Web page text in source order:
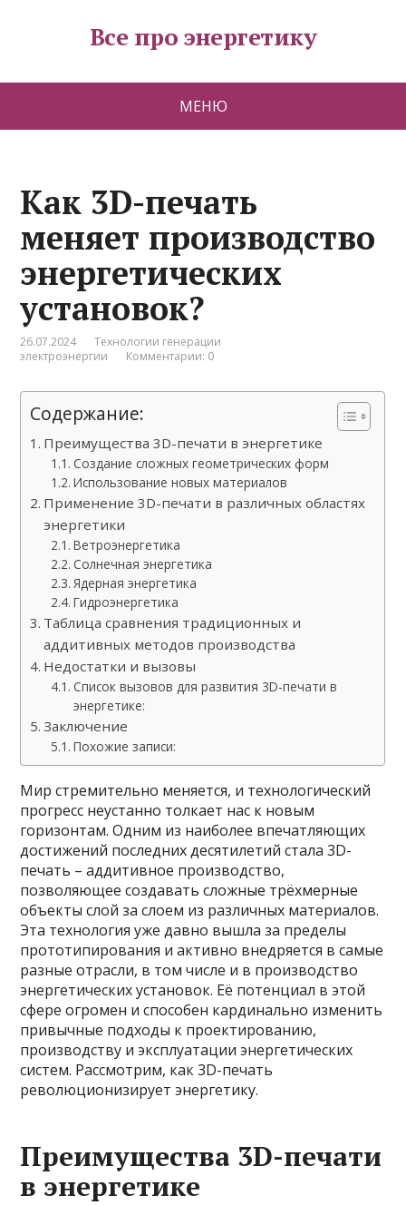
Все про энергетику
МЕНЮ
Как 3D-печать
меняет производство
энергетических
установок?
26.07.2024
Технологии генерации
электроэнергии
Комментарии: 0
Содержание:
Преимущества 3D-печати в энергетике
Создание сложных геометрических форм
Использование новых материалов
Применение 3D-печати в различных областях
энергетики
Ветроэнергетика
Солнечная энергетика
Ядерная энергетика
Гидроэнергетика
Таблица сравнения традиционных и
аддитивных методов производства
Недостатки и вызовы
Список вызовов для развития 3D-печати в
энергетике:
Заключение
Похожие записи:
Мир стремительно меняется, и технологический
прогресс неустанно толкает нас к новым
горизонтам. Одним из наиболее впечатляющих
достижений последних десятилетий стала 3D-
печать – аддитивное производство,
позволяющее создавать сложные трёхмерные
объекты слой за слоем из различных материалов.
Эта технология уже давно вышла за пределы
прототипирования и активно внедряется в самые
разные отрасли, в том числе и в производство
энергетических установок. Её потенциал в этой
сфере огромен и способен кардинально изменить
привычные подходы к проектированию,
производству и эксплуатации энергетических
систем. Рассмотрим, как 3D-печать
революционизирует энергетику.
Преимущества 3D-печати
в энергетике